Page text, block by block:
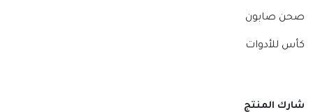
صحن صابون
كأس للأدوات
شارك المنتج